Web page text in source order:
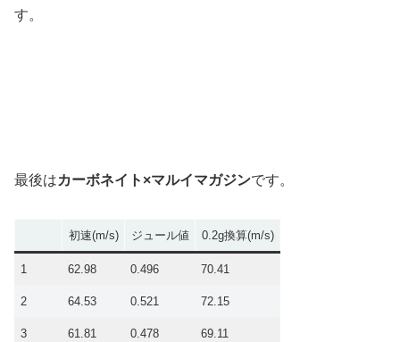
す。
最後はカーボネイト×マルイマガジンです。
初速(m/s) ジュール値 0.2g換算(m/s)
1 62.98 0.496 70.41
2 64.53 0.521 72.15
3 61.81 0.478 69.11